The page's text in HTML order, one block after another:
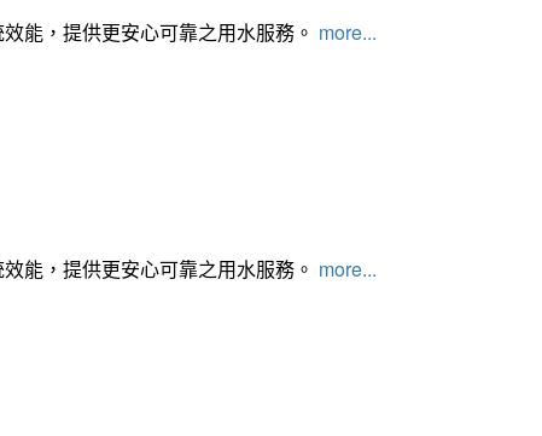
能，提供更安心可靠之用水服務。 more...
能，提供更安心可靠之用水服務。 more...